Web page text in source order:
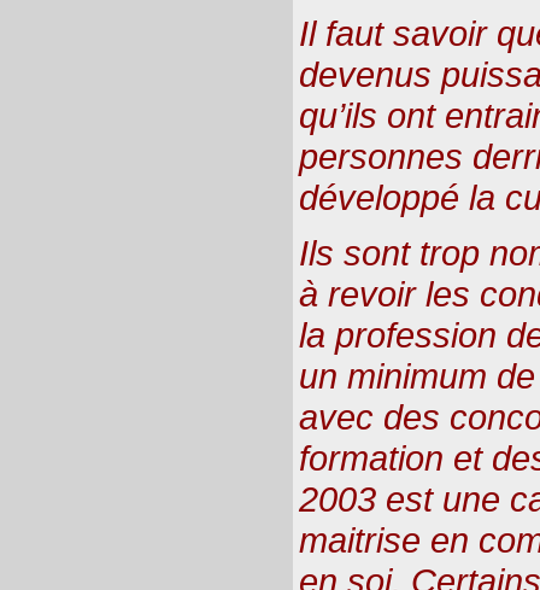
Il faut savoir
devenus
qu’ils ont
personnes
développé la
Ils sont trop
à revoir les
la profession
un minimum
avec des
formation et
2003 est une
maitrise en
en soi.